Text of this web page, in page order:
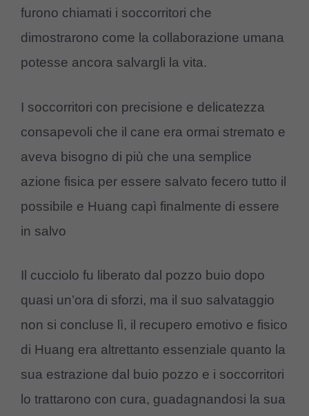
furono chiamati i soccorritori che
dimostrarono come la collaborazione umana
potesse ancora salvargli la vita.
I soccorritori con precisione e delicatezza
consapevoli che il cane era ormai stremato e
aveva bisogno di più che una semplice
azione fisica per essere salvato fecero tutto il
possibile e Huang capì finalmente di essere
in salvo
Il cucciolo fu liberato dal pozzo buio dopo
quasi un’ora di sforzi, ma il suo salvataggio
non si concluse lì, il recupero emotivo e fisico
di Huang era altrettanto essenziale quanto la
sua estrazione dal buio pozzo e i soccorritori
lo trattarono con cura, guadagnandosi la sua